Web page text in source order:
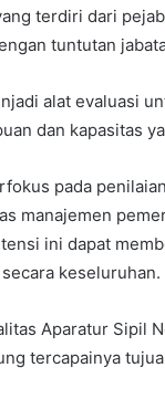
terdiri dari
tuntutan
alat evaluasi
dan kapasitas
pada
manajemen
ini dapat
keseluruhan.
Aparatur Sipil
tercapainya